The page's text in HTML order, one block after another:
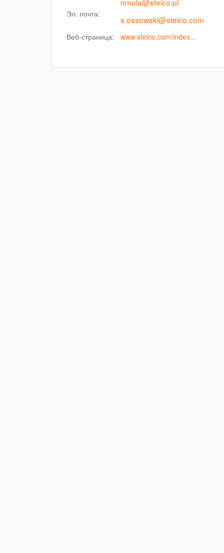
Эл. почта:
s.ossowski@steico.com
Веб-страница: www.steico.com/index...